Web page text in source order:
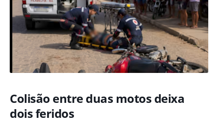
Colisão entre duas motos deixa
dois feridos